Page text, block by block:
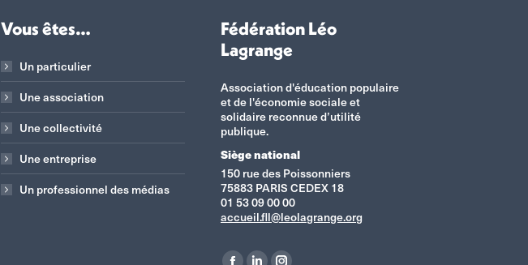
Vous êtes…
Un particulier
Une association
Une collectivité
Une entreprise
Un professionnel des médias
Fédération Léo
Lagrange
Association d'éducation populaire
et de l'économie sociale et
solidaire reconnue d’utilité
publique.
Siège national
150 rue des Poissonniers
75883 PARIS CEDEX 18
01 53 09 00 00
accueil.fll@leolagrange.org
Retrouvez-nous sur :